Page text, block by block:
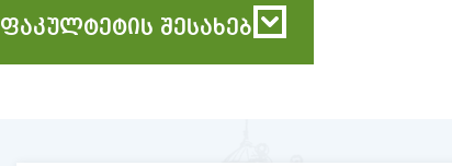
ფაკულტეტის შესახებ